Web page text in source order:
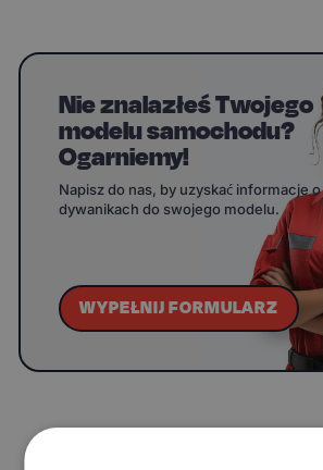
Nie znalazłeś Twojego
modelu samochodu?
Ogarniemy!
Napisz do nas, by uzyskać informacje o
dywanikach do swojego modelu.
WYPEŁNIJ FORMULARZ